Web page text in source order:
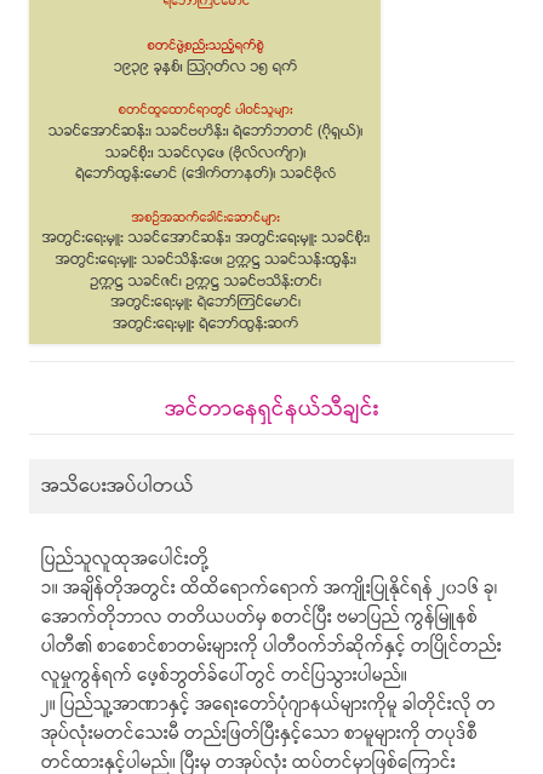
အင်တာနေရှင်နယ်သီချင်း
အသိပေးအပ်ပါတယ်
ပြည်သူလူထုအပေါင်းတို့
၁။ အချိန်တိုအတွင်း ထိထိရောက်ရောက် အကျိုးပြုနိုင်ရန် ၂၀၁၆ ခု၊
အောက်တိုဘာလ တတိယပတ်မှ စတင်ပြီး ဗမာပြည် ကွန်မြူနစ်
ပါတီ၏ စာစောင်စာတမ်းများကို ပါတီဝက်ဘ်ဆိုက်နှင့် တပြိုင်တည်း
လူမှုကွန်ရက် ဖေ့စ်ဘွတ်ခ်ပေါ်တွင် တင်ပြသွားပါမည်။
၂။ ပြည်သူ့အာဏာနှင့် အရေးတော်ပုံဂျာနယ်များကိုမူ ခါတိုင်းလို တ
အုပ်လုံးမတင်သေးမီ တည်းဖြတ်ပြီးနှင့်သော စာမူများကို တပုဒ်စီ
တင်ထားနှင့်ပါမည်။ ပြီးမှ တအုပ်လုံး ထပ်တင်မှာဖြစ်ကြောင်း